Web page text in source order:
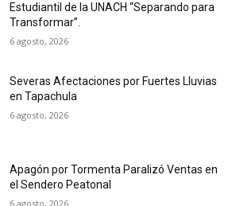
Estudiantil de la UNACH “Separando para
Transformar”.
6 agosto, 2026
Severas Afectaciones por Fuertes Lluvias
en Tapachula
6 agosto, 2026
Apagón por Tormenta Paralizó Ventas en
el Sendero Peatonal
6 agosto, 2026